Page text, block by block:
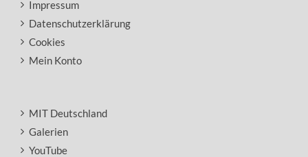
Impressum
Datenschutzerklärung
Cookies
Mein Konto
MIT Deutschland
Galerien
YouTube